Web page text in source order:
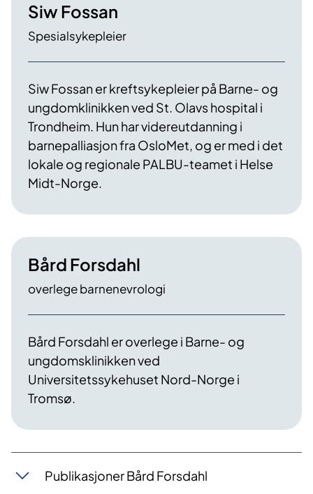
Siw Fossan
Spesialsykepleier
Siw Fossan er kreftsykepleier på Barne- og
ungdomklinikken ved St. Olavs hospital i
Trondheim. Hun har videreutdanning i
barnepalliasjon fra OsloMet, og er med i det
lokale og regionale PALBU-teamet i Helse
Midt-Norge.
Bård Forsdahl
overlege barnenevrologi
Bård Forsdahl er overlege i Barne- og
ungdomsklinikken ved
Universitetssykehuset Nord-Norge i
Tromsø.
Publikasjoner Bård Forsdahl